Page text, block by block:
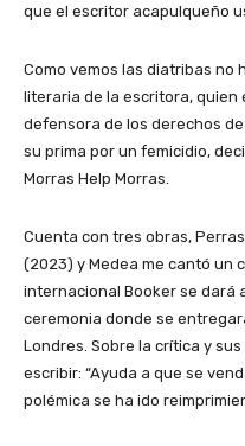
que el escritor acapulqueño
Como vemos las diatribas no
literaria de la escritora, quien
defensora de los derechos
su prima por un femicidio,
Morras Help Morras.
Cuenta con tres obras,
(2023) y Medea me cantó un
internacional Booker se dará
ceremonia donde se
Londres. Sobre la crítica y
escribir: “Ayuda a que se
polémica se ha ido